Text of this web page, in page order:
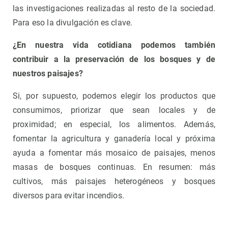
las investigaciones realizadas al resto de la sociedad.
Para eso la divulgación es clave.
¿En nuestra vida cotidiana podemos también
contribuir a la preservación de los bosques y de
nuestros paisajes?
Si, por supuesto, podemos elegir los productos que
consumimos, priorizar que sean locales y de
proximidad; en especial, los alimentos. Además,
fomentar la agricultura y ganadería local y próxima
ayuda a fomentar más mosaico de paisajes, menos
masas de bosques continuas. En resumen: más
cultivos, más paisajes heterogéneos y bosques
diversos para evitar incendios.